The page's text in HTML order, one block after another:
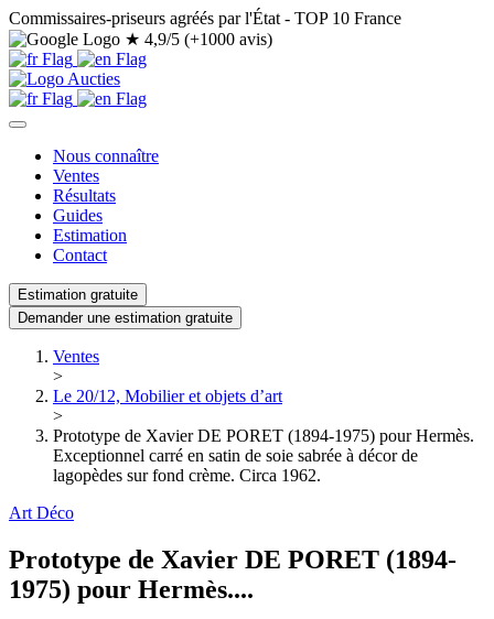
Commissaires-priseurs agréés par l'État - TOP 10 France
★ 4,9/5 (+1000 avis)
Nous connaître
Ventes
Résultats
Guides
Estimation
Contact
Estimation gratuite
Demander une estimation gratuite
Ventes
>
Le 20/12, Mobilier et objets d’art
>
Prototype de Xavier DE PORET (1894-1975) pour Hermès.
Exceptionnel carré en satin de soie sabrée à décor de
lagopèdes sur fond crème. Circa 1962.
Art Déco
Prototype de Xavier DE PORET (1894-
1975) pour Hermès....